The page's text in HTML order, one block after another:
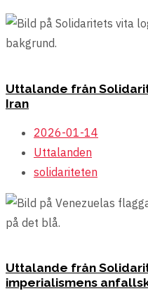
Uttalande från
Iran
2026-01-14
Uttalanden
solidariteten
Uttalande från
imperialismens